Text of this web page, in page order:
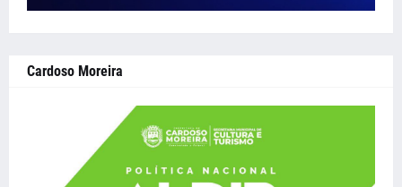
Cardoso Moreira